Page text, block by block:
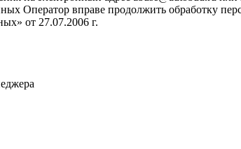
Оператор вправе продолжить обработку
от 27.07.2006 г.